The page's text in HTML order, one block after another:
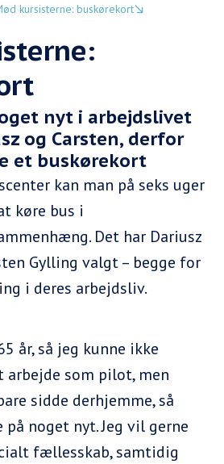
kursisterne: buskørekort
nyt i arbejdslivet
og Carsten, derfor
et buskørekort
kan man på seks uger
køre bus i
Det har Dariusz
Gylling valgt – begge for
i deres arbejdsliv.
år, så jeg kunne ikke
som pilot, men
sidde derhjemme, så
noget nyt. Jeg vil gerne
fællesskab, samtidig